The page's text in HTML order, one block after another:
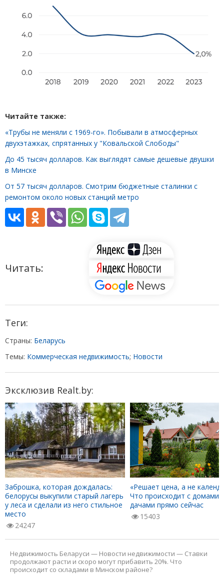
Читайте также:
«Трубы не меняли с 1969-го». Побывали в атмосферных
двухэтажках, спрятанных у "Ковальской Слободы"
До 45 тысяч долларов. Как выглядят самые дешевые двушки
в Минске
От 57 тысяч долларов. Смотрим бюджетные сталинки с
ремонтом около новых станций метро
Читать:
Теги:
Страны: Беларусь
Темы: Коммерческая недвижимость; Новости
Эксклюзив Realt.by:
Заброшка, которая дождалась:
белорусы выкупили старый лагерь
у леса и сделали из него стильное
место
24247
«Решает цена, а не
Что происходит с домами
дачами прямо сейчас
15403
Недвижимость Беларуси — Новости недвижимости — Ставки
продолжают расти и cкоро могут прибавить 20%. Что
происходит со складами в Минском районе?